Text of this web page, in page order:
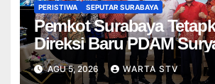
PERISTIWA SEPUTAR SURABAYA
Pemkot Surabaya
Direksi Baru PDAM
Sembada, Fokus Perkuat
Layanan dan Kinerja
AGU 5, 2026 WARTA STV